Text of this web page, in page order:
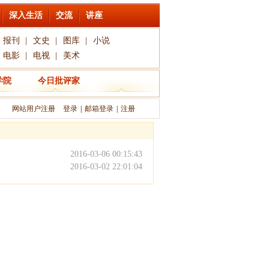
深入生活 交流 讲座
报刊 文史 图库
小说
电影 电视 美术
院 今日批评家
网站用户注册 登录 邮箱登录 注册
2016-03-06 00:15:43
2016-03-02 22:01:04